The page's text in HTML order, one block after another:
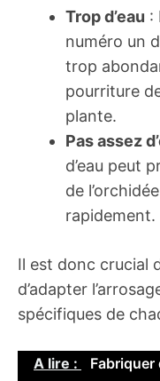
Trop d’eau :
numéro un
trop
pourriture
plante.
Pas assez
d’eau peut
de
rapidement.
Il est donc crucial
d’adapter
spécifiques de
A lire :